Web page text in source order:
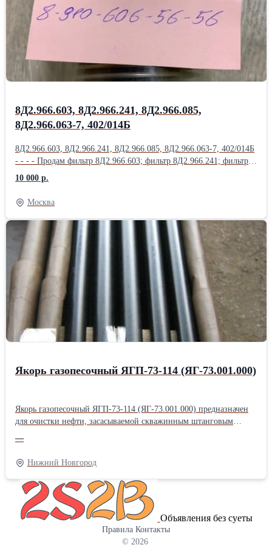
Насос 623Т1; Продам Насос 623Я; Насос 702М.500; Насос 876А;
Насос ДЦН-44С ТВ-Т; Насос ДЦН44С-ТВ-Т; Насос НД144-
22; НД-8С; Насос НП25-5; Продам Насос НП25-5Л; Насос НП25-
8Д2.966.603, 8Д2.966.241, 8Д2.966.085,
8Д2.966.063-7, 402/014Б
8Д2.966.603, 8Д2.966.241, 8Д2.966.085, 8Д2.966.063-7, 402/014Б
- - - - Продам фильтр 8Д2.966.603; фильтр 8Д2.966.241; фильтр
8Д2.966.085; фильтр 8Д2.966.063-7; фильтр 402/014Б; фильтр
8Д2.966.457; Продам фильтр 8Д2.966.458; фильтр 8Д2.966.511-
15; фильтр 8Д2.966.041-1; фильтр 8Д2.966.041-2; фильтр
8Д2.966.041-8; Продам Фильтропакет 8Д2.966.034-2
Фильтропакет 8Д2.966.034-4; Фильтропакет 8Д2.966.034-6;
Фильтропакет 8Д2.966.034-8; Фильтропакет 8Д2.966.034-10;
Продам Фильтропакет 8Д2.966.034-12; Фильтропакет
8Д2.966.034-13; Фильтропакет 8Д2.966.034-14; Фильтропакет
8Д2.966.034-15; Фильтропакет 8Д2.966.034-16; Продам
Фильтропакет 8Д2.966.034-17; Фильтропакет 8Д2.966.034-18;
фильтродиск 8Д6.270.001-1; фильтродиск 8Д6.270.001-2;
фильтродиск 8Д6.270.001-3; Продам фильтродиск 8Д6.270.001-4;
фильтродиск 8Д6.270.001-5; фильтродиск 8Д6.270.001-6
10 000 р.
Москва
Якорь газопесочный ЯГП-73-114 (ЯГ-73.001.000)
Якорь газопесочный ЯГП-73-114 (ЯГ-73.001.000) предназначен
для очистки нефти, засасываемой скважинным штанговым
своей внутренней конической резьбой крепится на колонне
системы НКТ. Якорь газопесочный ЯГ-73.001.000 состоит из
корпуса, муфты, сетки, гильзы, кожуха, башмака, пробки. На
конце корпуса имеется резьба, на которую навинчена муфта. На
среднюю часть корпуса установлена сетка из нержавеющей
стали. На муфту установлена гильза, имеющая на своей
поверхности расположенные в последовательных сечениях 3
отверстия Ø12 мм, 4 отверстия Ø14 мм, 5 отверстий Ø16 мм. На
муфту установлен также кожух, прикрывающий отверстия на
—
Нижний Новгород
Объявления без суеты
Правила Контакты
© 2026